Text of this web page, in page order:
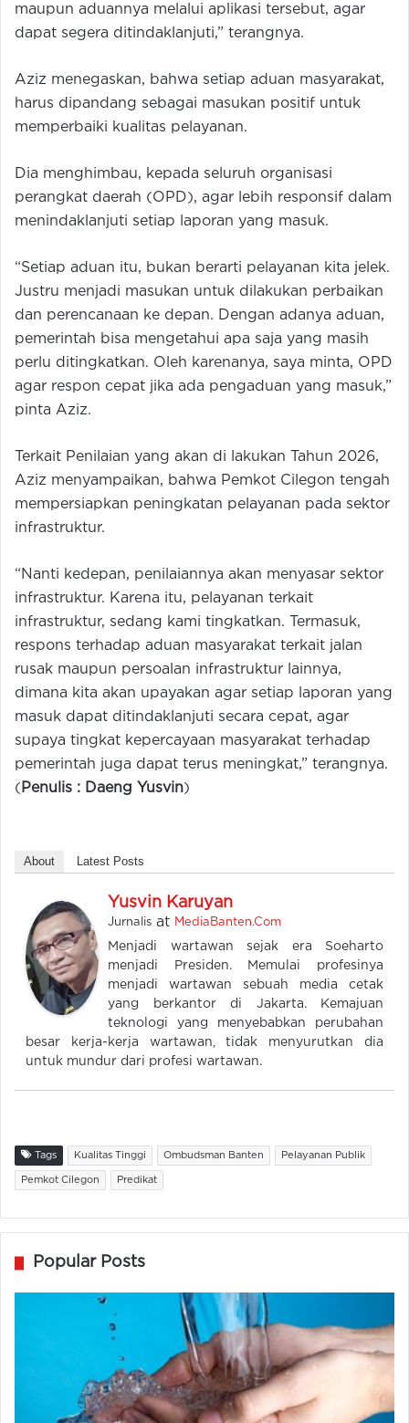
maupun aduannya melalui aplikasi tersebut, agar
dapat segera ditindaklanjuti,” terangnya.
Aziz menegaskan, bahwa setiap aduan masyarakat,
harus dipandang sebagai masukan positif untuk
memperbaiki kualitas pelayanan.
Dia menghimbau, kepada seluruh organisasi
perangkat daerah (OPD), agar lebih responsif dalam
menindaklanjuti setiap laporan yang masuk.
“Setiap aduan itu, bukan berarti pelayanan kita jelek.
Justru menjadi masukan untuk dilakukan perbaikan
dan perencanaan ke depan. Dengan adanya aduan,
pemerintah bisa mengetahui apa saja yang masih
perlu ditingkatkan. Oleh karenanya, saya minta, OPD
agar respon cepat jika ada pengaduan yang masuk,”
pinta Aziz.
Terkait Penilaian yang akan di lakukan Tahun 2026,
Aziz menyampaikan, bahwa Pemkot Cilegon tengah
mempersiapkan peningkatan pelayanan pada sektor
infrastruktur.
“Nanti kedepan, penilaiannya akan menyasar sektor
infrastruktur. Karena itu, pelayanan terkait
infrastruktur, sedang kami tingkatkan. Termasuk,
respons terhadap aduan masyarakat terkait jalan
rusak maupun persoalan infrastruktur lainnya,
dimana kita akan upayakan agar setiap laporan yang
masuk dapat ditindaklanjuti secara cepat, agar
supaya tingkat kepercayaan masyarakat terhadap
pemerintah juga dapat terus meningkat,” terangnya.
( Penulis : Daeng Yusvin)
About Latest Posts
Yusvin Karuyan
Jurnalis at MediaBanten.Com
Menjadi wartawan sejak era Soeharto
menjadi Presiden. Memulai profesinya
menjadi wartawan sebuah media cetak
yang berkantor di Jakarta. Kemajuan
teknologi yang menyebabkan perubahan
besar kerja-kerja wartawan, tidak menyurutkan dia
untuk mundur dari profesi wartawan.
Tags Kualitas Tinggi Ombudsman Banten Pelayanan Publik
Pemkot Cilegon Predikat
Popular Posts